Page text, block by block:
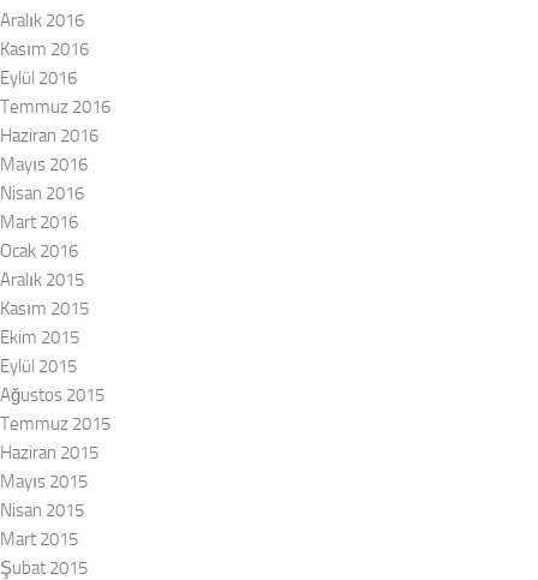
Aralık 2016
Kasım 2016
Eylül 2016
Temmuz 2016
Haziran 2016
Mayıs 2016
Nisan 2016
Mart 2016
Ocak 2016
Aralık 2015
Kasım 2015
Ekim 2015
Eylül 2015
Ağustos 2015
Temmuz 2015
Haziran 2015
Mayıs 2015
Nisan 2015
Mart 2015
Şubat 2015